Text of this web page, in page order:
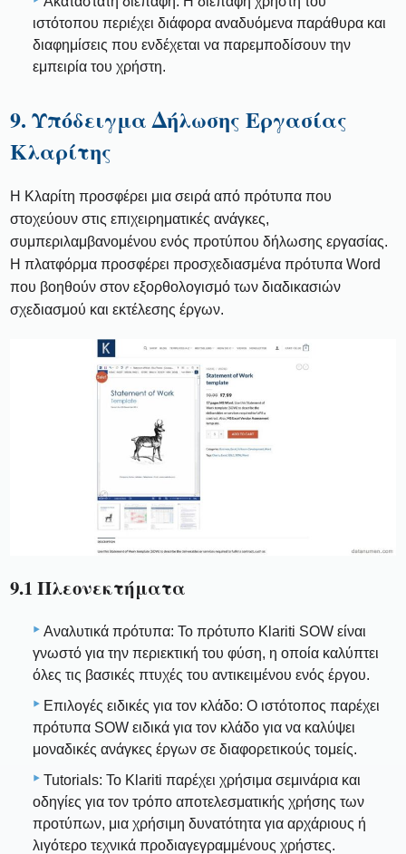
ιστότοπου περιέχει διάφορα αναδυόμενα παράθυρα και
διαφημίσεις που ενδέχεται να παρεμποδίσουν την
εμπειρία του χρήστη.
9. Υπόδειγμα Δήλωσης Εργασίας
Κλαρίτης
Η Κλαρίτη προσφέρει μια σειρά από πρότυπα που
στοχεύουν στις επιχειρηματικές ανάγκες,
συμπεριλαμβανομένου ενός προτύπου δήλωσης εργασίας.
Η πλατφόρμα προσφέρει προσχεδιασμένα πρότυπα Word
που βοηθούν στον εξορθολογισμό των διαδικασιών
σχεδιασμού και εκτέλεσης έργων.
9.1 Πλεονεκτήματα
Αναλυτικά πρότυπα: Το πρότυπο Klariti SOW είναι
γνωστό για την περιεκτική του φύση, η οποία καλύπτει
όλες τις βασικές πτυχές του αντικειμένου ενός έργου.
Επιλογές ειδικές για τον κλάδο: Ο ιστότοπος παρέχει
πρότυπα SOW ειδικά για τον κλάδο για να καλύψει
μοναδικές ανάγκες έργων σε διαφορετικούς τομείς.
Tutorials: Το Klariti παρέχει χρήσιμα σεμινάρια και
οδηγίες για τον τρόπο αποτελεσματικής χρήσης των
προτύπων, μια χρήσιμη δυνατότητα για αρχάριους ή
λιγότερο τεχνικά προδιαγεγραμμένους χρήστες.